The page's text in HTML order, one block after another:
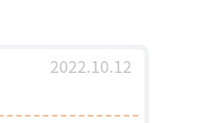
2022.10.12